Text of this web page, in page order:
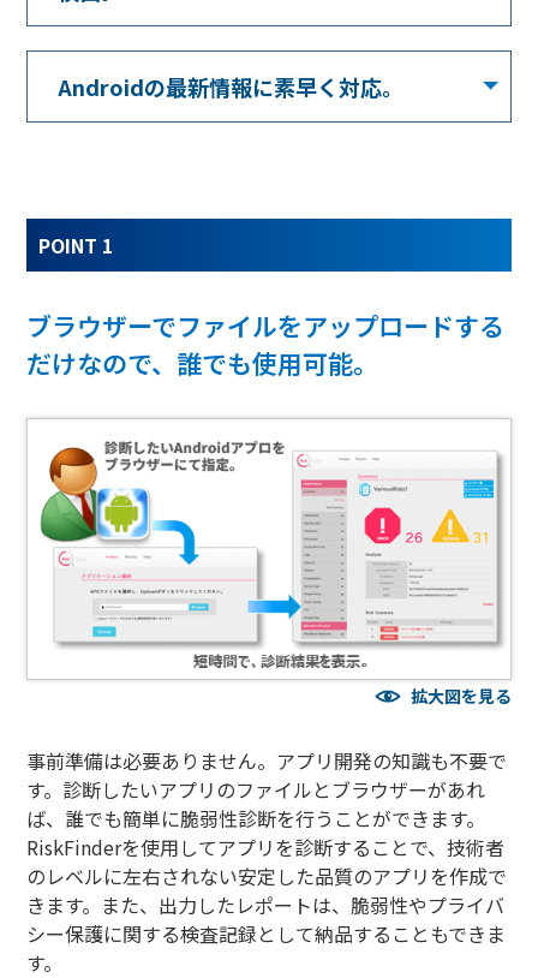
Androidの最新情報に素早く対応。
POINT 1
ブラウザーでファイルをアップロードする
だけなので、誰でも使用可能。
拡大図を見る
事前準備は必要ありません。アプリ開発の知識も不要で
す。診断したいアプリのファイルとブラウザーがあれ
ば、誰でも簡単に脆弱性診断を行うことができます。
RiskFinderを使用してアプリを診断することで、技術者
のレベルに左右されない安定した品質のアプリを作成で
きます。また、出力したレポートは、脆弱性やプライバ
シー保護に関する検査記録として納品することもできま
す。